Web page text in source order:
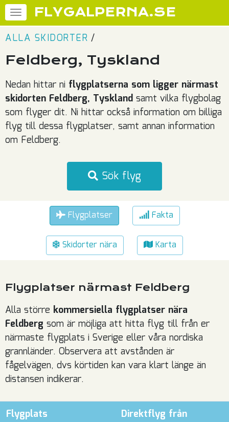
FLYGALPERNA.SE
ALLA SKIDORTER /
Feldberg, Tyskland
Nedan hittar ni flygplatserna som ligger närmast
skidorten Feldberg, Tyskland samt vilka flygbolag
som flyger dit. Ni hittar också information om billiga
flyg till dessa flygplatser, samt annan information
om Feldberg.
Sök flyg
Flygplatser Fakta
Skidorter nära Karta
Flygplatser närmast Feldberg
Alla större kommersiella flygplatser nära
Feldberg som är möjliga att hitta flyg till från er
närmaste flygplats i Sverige eller våra nordiska
grannländer. Observera att avstånden är
fågelvägen, dvs körtiden kan vara klart länge än
distansen indikerar.
Flygplats
Direktflyg från